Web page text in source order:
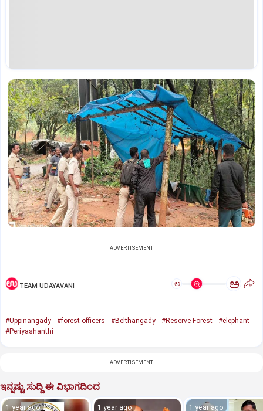
ADVERTISEMENT
TEAM UDAYAVANI ಅ ಅ
#Uppinangady #forest officers #Belthangady #Reserve Forest
#elephant
#Periyashanthi
ADVERTISEMENT
ಇನ್ನಷ್ಟು ಸುದ್ದಿ ಈ ವಿಭಾಗದಿಂದ
1 year ago 1 year ago 1 year ago